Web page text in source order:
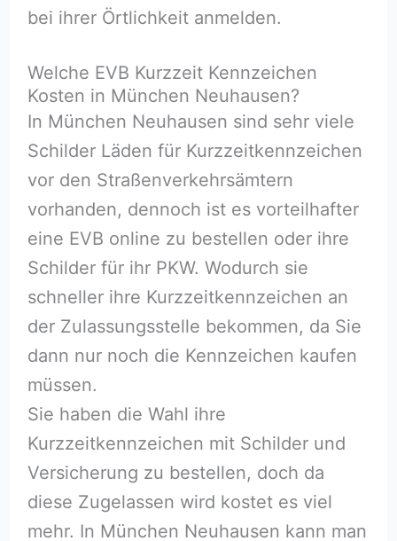
bei ihrer Örtlichkeit anmelden.
Welche EVB Kurzzeit Kennzeichen
Kosten in München Neuhausen?
In München Neuhausen sind sehr viele
Schilder Läden für Kurzzeitkennzeichen
vor den Straßenverkehrsämtern
vorhanden, dennoch ist es vorteilhafter
eine EVB online zu bestellen oder ihre
Schilder für ihr PKW. Wodurch sie
schneller ihre Kurzzeitkennzeichen an
der Zulassungsstelle bekommen, da Sie
dann nur noch die Kennzeichen kaufen
müssen.
Sie haben die Wahl ihre
Kurzzeitkennzeichen mit Schilder und
Versicherung zu bestellen, doch da
diese Zugelassen wird kostet es viel
mehr. In München Neuhausen kann man